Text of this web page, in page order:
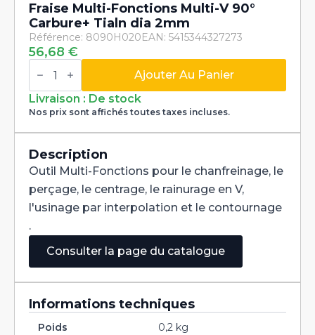
Fraise Multi-Fonctions Multi-V 90°
Carbure+ Tialn dia 2mm
Référence: 8090H020EAN: 5415344327273
56,68 €
quantité
de
Multi-
Fonctions
Multi-
V
Carbure+
Tialn
dia
2mm
Ajouter Au Panier
Livraison : De stock
Nos prix sont affichés toutes taxes incluses.
Description
Outil Multi-Fonctions pour le chanfreinage, le
perçage, le centrage, le rainurage en V,
l'usinage par interpolation et le contournage
.
Consulter la page du catalogue
Informations techniques
Poids 0,2 kg